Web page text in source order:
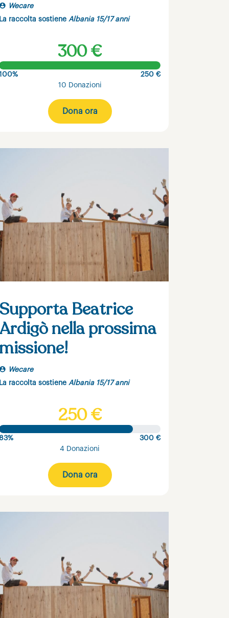
Wecare
La raccolta sostiene Albania 15/17 anni
300 €
250 €
10 Donazioni
Dona ora
Supporta Beatrice
Ardigò nella prossima
missione!
Wecare
La raccolta sostiene Albania 15/17 anni
250 €
300 €
4 Donazioni
Dona ora